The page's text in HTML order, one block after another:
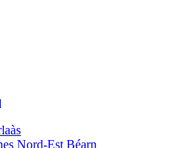
Nord-Est Béarn